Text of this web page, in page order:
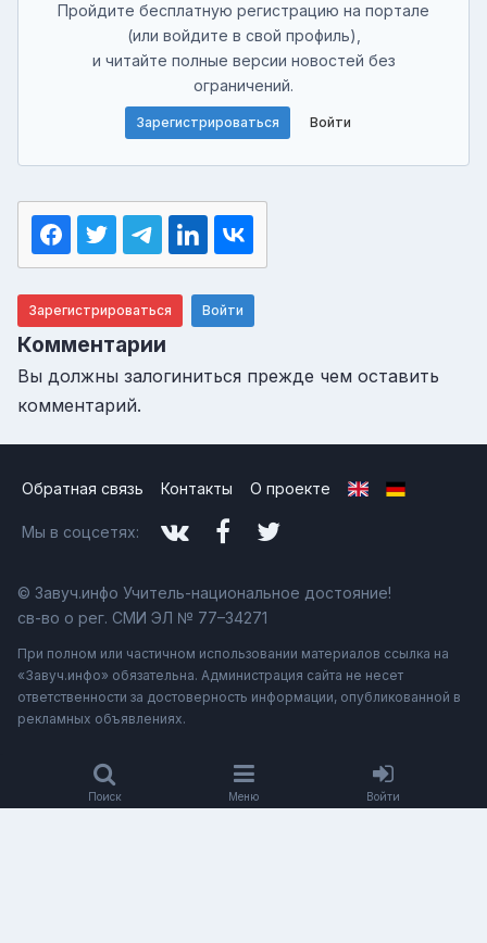
Пройдите бесплатную регистрацию на портале
(или войдите в свой профиль),
и читайте полные версии новостей без
ограничений.
Зарегистрироваться Войти
Зарегистрироваться Войти
Комментарии
Вы должны залогиниться прежде чем оставить
комментарий.
Обратная связь Контакты О проекте
Мы в соцсетях:
© Завуч.инфо Учитель-национальное достояние!
св-во о рег. СМИ ЭЛ № 77–34271
При полном или частичном использовании материалов ссылка на
«Завуч.инфо» обязательна. Администрация сайта не несет
ответственности за достоверность информации, опубликованной в
рекламных объявлениях.
Поиск Меню Войти